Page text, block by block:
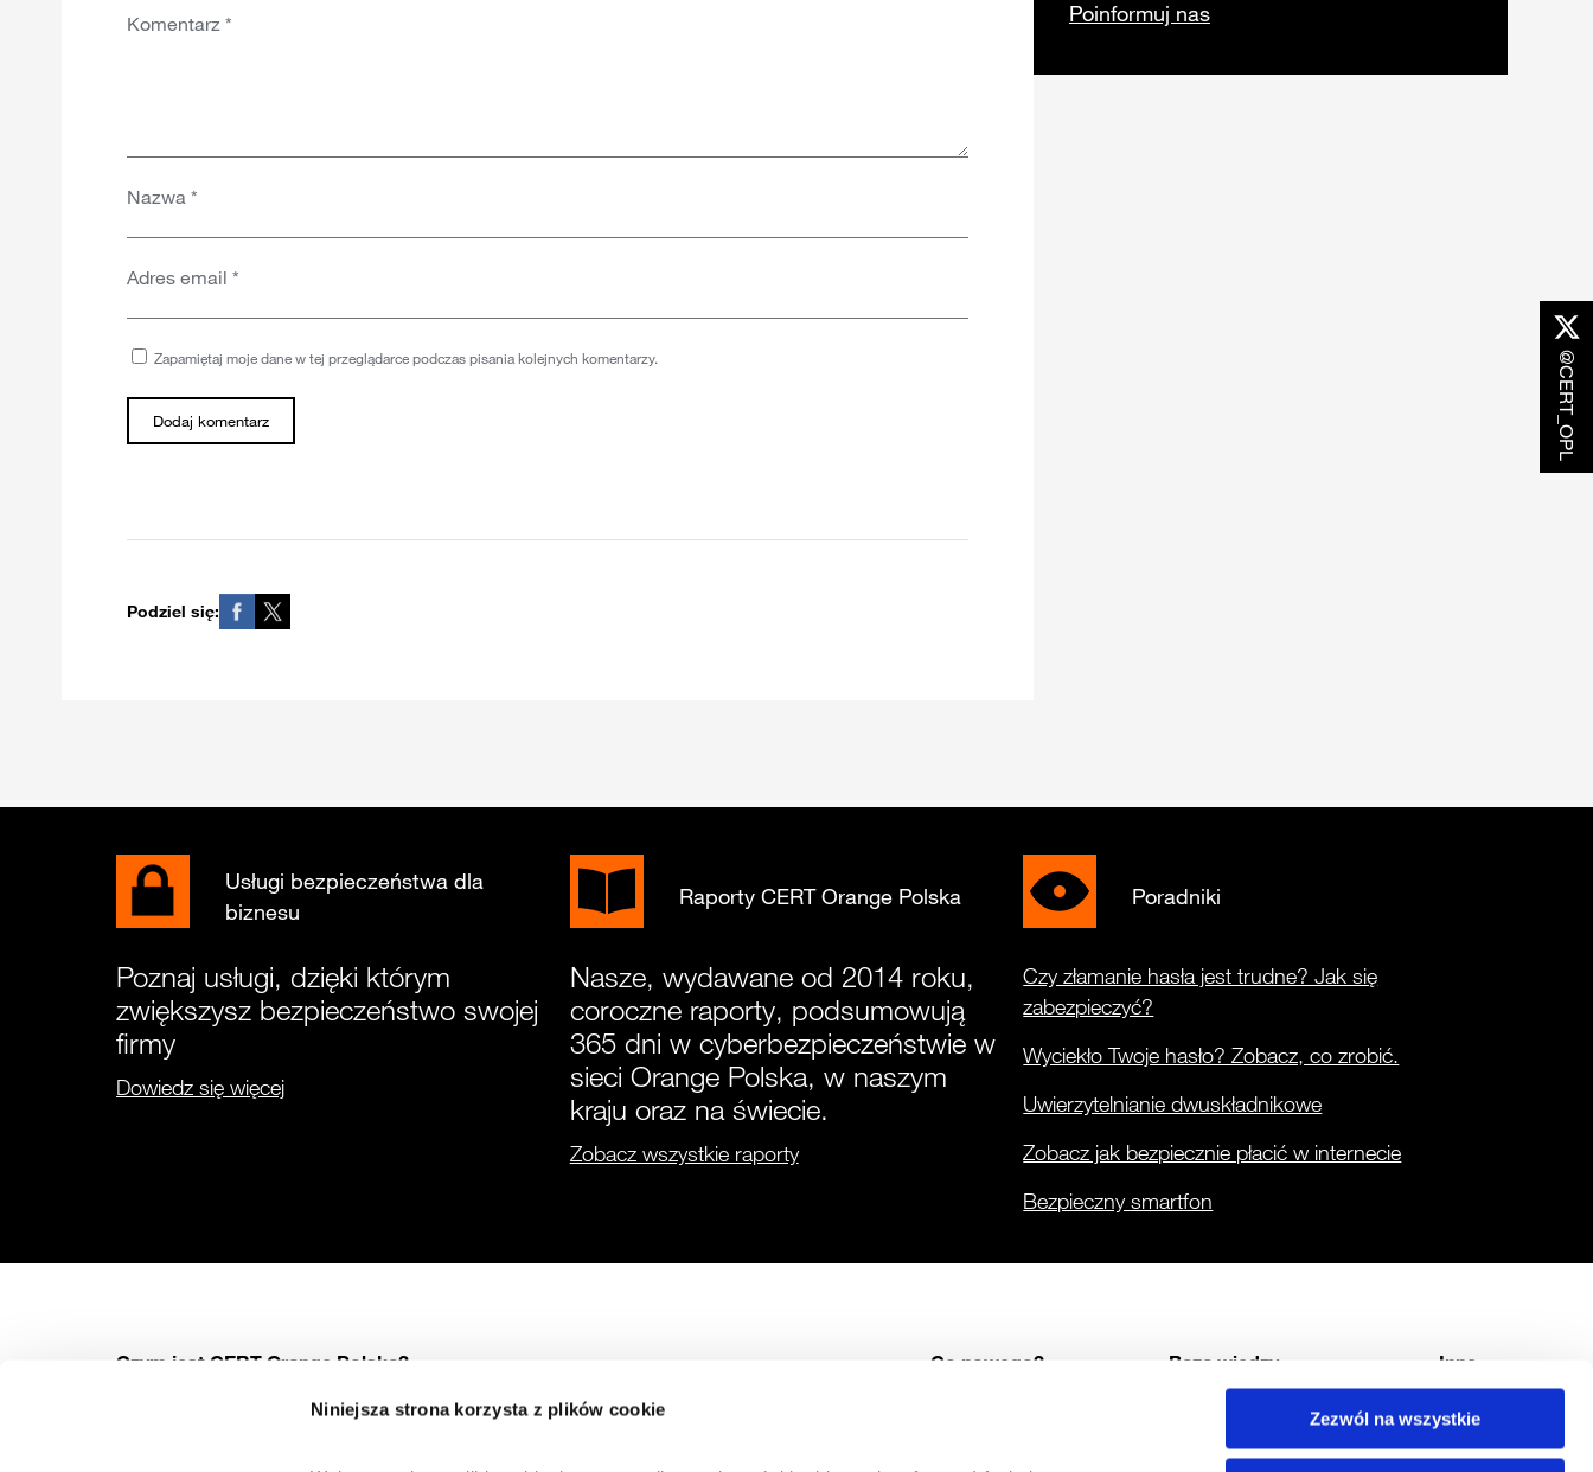
Niniejsza strona korzysta z plików cookie Zezwól na wszystkie
@CERT_OPL
Komentarz *
Nazwa *
Adres email *
Zapamiętaj moje dane w tej przeglądarce podczas pisania kolejnych komentarzy.
Podziel się:
Poinformuj nas
Usługi bezpieczeństwa dla
biznesu
Poznaj usługi, dzięki którym
zwiększysz bezpieczeństwo swojej
firmy
Dowiedz się więcej
Raporty CERT Orange Polska
Nasze, wydawane od 2014 roku,
coroczne raporty, podsumowują
365 dni w cyberbezpieczeństwie w
sieci Orange Polska, w naszym
kraju oraz na świecie.
Zobacz wszystkie raporty
Poradniki
Czy złamanie hasła jest trudne? Jak się
zabezpieczyć?
Wyciekło Twoje hasło? Zobacz, co zrobić.
Uwierzytelnianie dwuskładnikowe
Zobacz jak bezpiecznie płacić w internecie
Bezpieczny smartfon
Czym jest CERT Orange Polska?
CERT Orange Polska (Computer Emergency Response Team)
korzystających z sieci operatora.
Co nowego? Baza wiedzy
Raporty CERT Orange Polska
Materiały filmowe
Inne
Usługi